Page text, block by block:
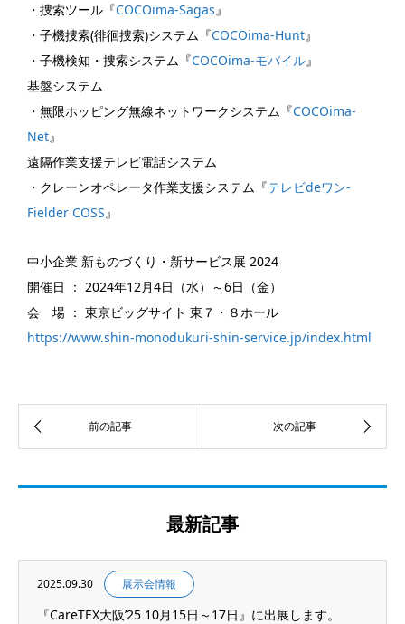
・捜索ツール『COCOima-Sagas』
・子機捜索(徘徊捜索)システム『COCOima-Hunt』
・子機検知・捜索システム『COCOima-モバイル』
基盤システム
・無限ホッピング無線ネットワークシステム『COCOima-
Net』
遠隔作業支援テレビ電話システム
・クレーンオペレータ作業支援システム『テレビdeワン-
Fielder COSS』
中小企業 新ものづくり・新サービス展 2024
開催日 ： 2024年12月4日（水）～6日（金）
会 場 ： 東京ビッグサイト 東７・８ホール
https://www.shin-monodukuri-shin-service.jp/index.html
最新記事
2025.09.30 展示会情報
『CareTEX大阪’25 10月15日～17日』に出展します。